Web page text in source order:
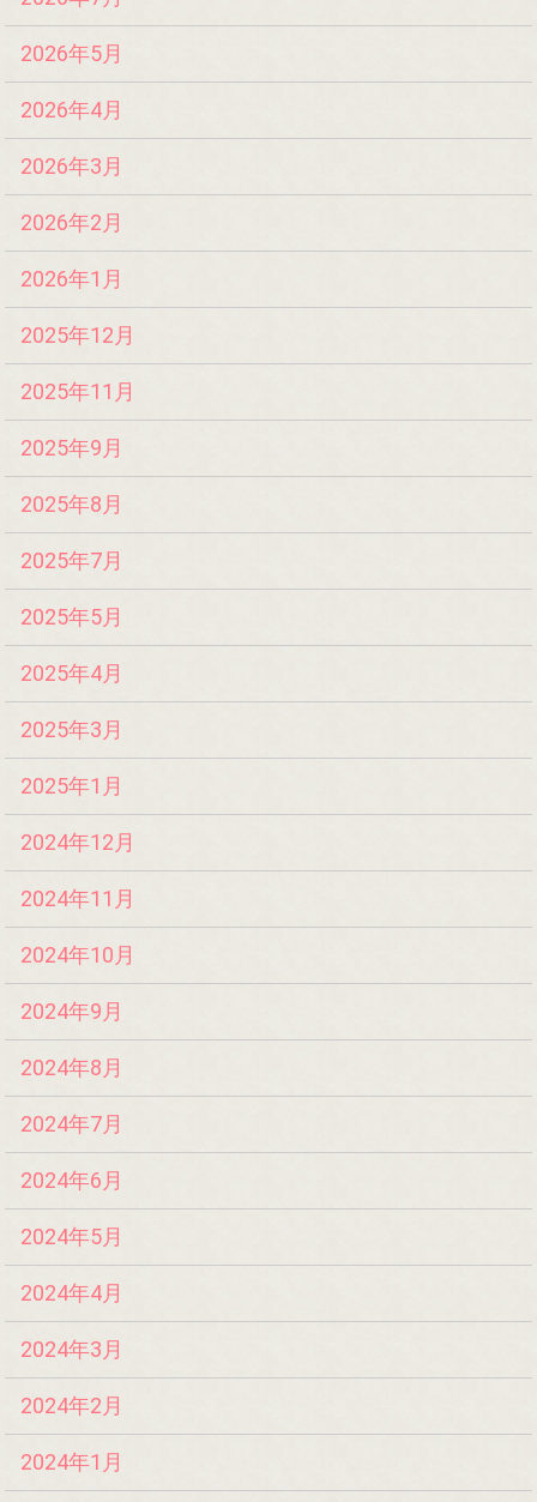
2026年5月
2026年4月
2026年3月
2026年2月
2026年1月
2025年12月
2025年11月
2025年9月
2025年8月
2025年7月
2025年5月
2025年4月
2025年3月
2025年1月
2024年12月
2024年11月
2024年10月
2024年9月
2024年8月
2024年7月
2024年6月
2024年5月
2024年4月
2024年3月
2024年2月
2024年1月